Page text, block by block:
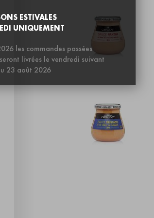
ESTIVALES
UNIQUEMENT
les commandes passées
livrées le vendredi suivant
23 août 2026